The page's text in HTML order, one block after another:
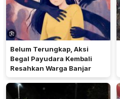
Belum Terungkap, Aksi
Begal Payudara Kembali
Resahkan Warga Banjar